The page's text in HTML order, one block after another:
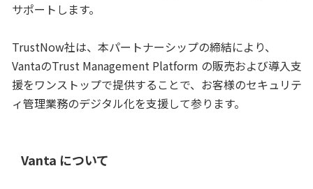
サポートします。
TrustNow社は、本パートナーシップの締結により、
VantaのTrust Management Platform の販売および導入支
援をワンストップで提供することで、お客様のセキュリテ
ィ管理業務のデジタル化を支援して参ります。
Vanta について​